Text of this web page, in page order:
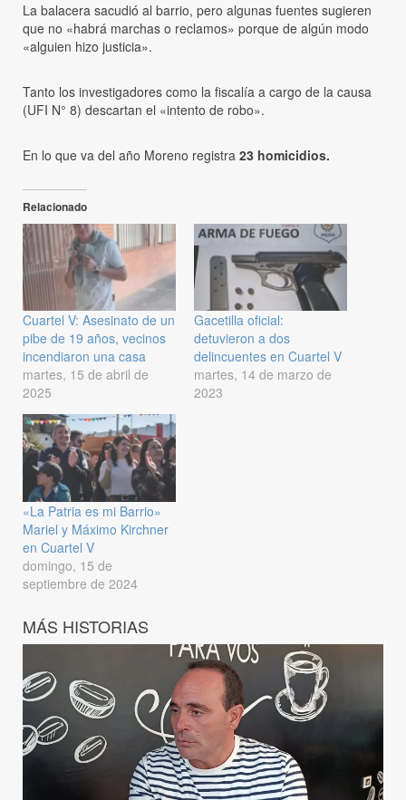
La balacera sacudió al barrio, pero algunas fuentes sugieren
que no «habrá marchas o reclamos» porque de algún modo
«alguien hizo justicia».
Tanto los investigadores como la fiscalía a cargo de la causa
(UFI N° 8) descartan el «intento de robo».
En lo que va del año Moreno registra 23 homicidios.
Relacionado
Cuartel V: Asesinato de un
pibe de 19 años, vecinos
incendiaron una casa
martes, 15 de abril de
2025
Gacetilla oficial:
detuvieron a dos
delincuentes en Cuartel V
martes, 14 de marzo de
2023
«La Patria es mi Barrio»
Mariel y Máximo Kirchner
en Cuartel V
domingo, 15 de
septiembre de 2024
MÁS HISTORIAS